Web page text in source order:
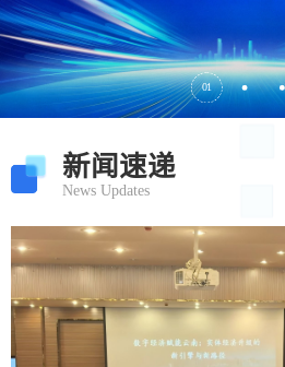
01
新闻速递
News Updates